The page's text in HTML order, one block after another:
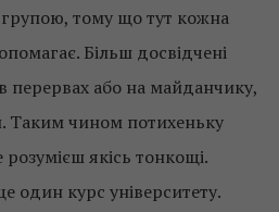
групою, тому що тут кожна
Більш досвідчені
перервах або на майданчику,
Таким чином потихеньку
якісь тонкощі.
один курс університету.